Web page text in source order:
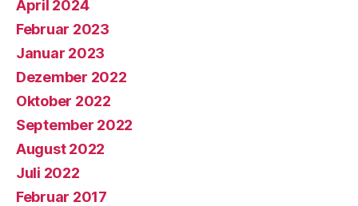
April 2024
Februar 2023
Januar 2023
Dezember 2022
Oktober 2022
September 2022
August 2022
Juli 2022
Februar 2017